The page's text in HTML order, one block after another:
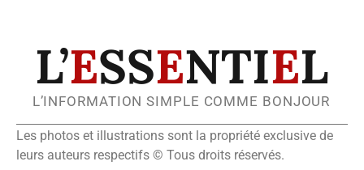
L’ESSENTIEL
L’INFORMATION SIMPLE COMME BONJOUR
Les photos et illustrations sont la propriété exclusive de
leurs auteurs respectifs © Tous droits réservés.